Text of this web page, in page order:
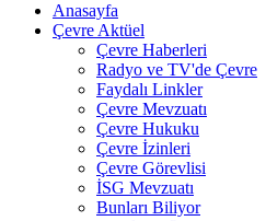
Anasayfa
Çevre Aktüel
Çevre Haberleri
Radyo ve TV'de Çevre
Faydalı Linkler
Çevre Mevzuatı
Çevre Hukuku
Çevre İzinleri
Çevre Görevlisi
İSG Mevzuatı
Bunları Biliyor